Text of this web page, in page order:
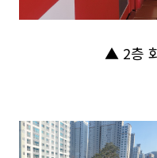
▲ 2층